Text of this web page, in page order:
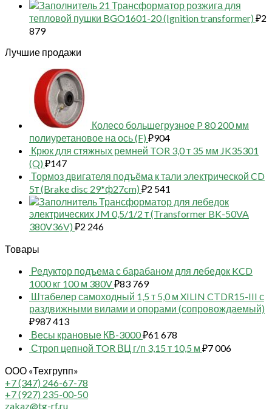
21 Трансформатор розжига для
тепловой пушки BGO1601-20 (Ignition transformer) ₽2
879
Лучшие продажи
Колесо большегрузное P 80 200 мм
полиуретановое на ось (F) ₽904
Крюк для стяжных ремней TOR 3,0 т 35 мм JK35301
(Q) ₽147
Тормоз двигателя подъёма к тали электрической CD
5т (Brake disc 29*ф27cm) ₽2 541
Трансформатор для лебедок
электрических JM 0,5/1/2 т (Transformer BK-50VA
380V36V) ₽2 246
Товары
Редуктор подъема с барабаном для лебедок KCD
1000 кг 100 м 380V₽83 769
Штабелер самоходный 1,5 т 5,0 м XILIN CTDR15-III с
раздвижными вилами и опорами (сопровождаемый)
₽987 413
Весы крановые КВ-3000₽61 678
Строп цепной TOR ВЦ г/п 3,15 т 10,5 м ₽7 006
ООО «Техгрупп»
+7 (347) 246-67-78
+7 (927) 235-00-50
zakaz@tg-rf.ru